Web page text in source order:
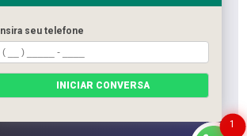
QUEM SOMOS
SERVIÇOS
CATEGORIAS
1
Insira seu telefone
INICIAR CONVERSA